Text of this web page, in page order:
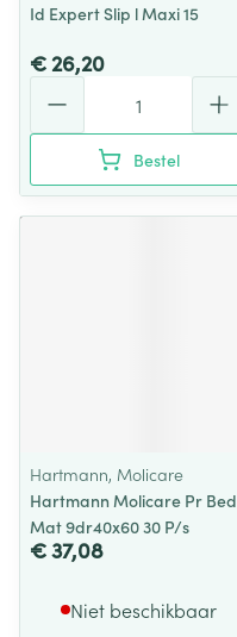
Id Expert Slip l Maxi 15
€ 26,20
Bestel
Hartmann, Molicare
Hartmann Molicare Pr Bed
Mat 9dr40x60 30 P/s
€ 37,08
Niet beschikbaar